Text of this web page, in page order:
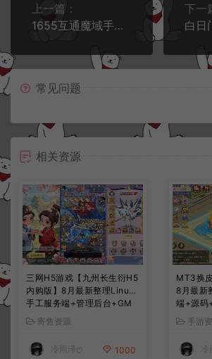
上一篇：
1655互通魔域手游【蔚来圣装魔域[神85]】4月最新整理Win半手工服务端+GM工具+PC安卓+详细搭建教程+视频教程
下一
常见问题
相关资源
三网H5游戏【九州长生衍H5
内购版】8月最新整理Linux
手工服务端+管理后台+GM
授权后台+简易安卓客户端
+详细搭建教程+视频教程
寄售资源
冷雨泽ღ 1000
MT3换
8月最新
端+源码
果双端+
教程
手游